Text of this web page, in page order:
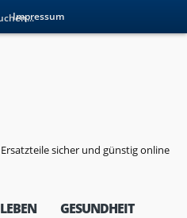
Impressum
LEBEN GESUNDHEIT